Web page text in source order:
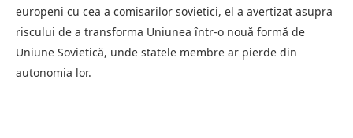
europeni cu cea a comisarilor sovietici, el a avertizat asupra
riscului de a transforma Uniunea într-o nouă formă de
Uniune Sovietică, unde statele membre ar pierde din
autonomia lor.